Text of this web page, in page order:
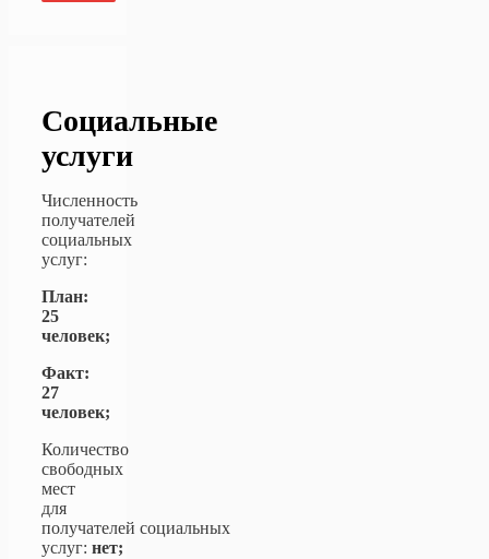
Социальные
услуги
Численность
получателей
социальных
услуг:
План:
25
человек;
Факт:
27
человек;
Количество
свободных
мест
для
получателей социальных
услуг: нет;